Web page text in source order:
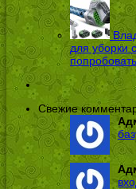
для уборки
Свежие